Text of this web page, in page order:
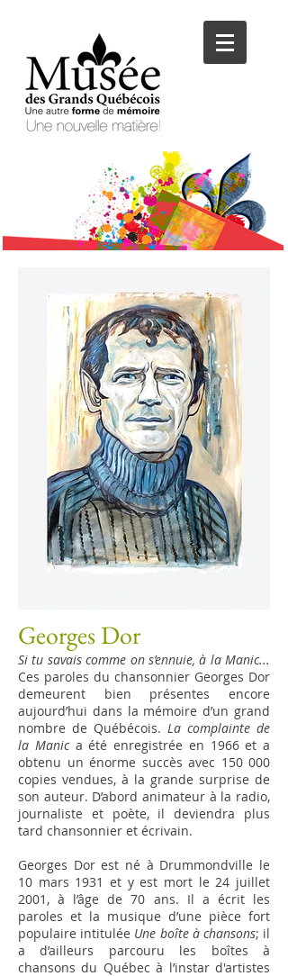
Georges Dor
Si tu savais comme on s’ennuie, à la Manic...
Ces paroles du chansonnier Georges Dor
demeurent bien présentes encore
aujourd’hui dans la mé­moire d’un grand
nombre de Québécois. La com­plainte de
la Manica été enregistrée en 1966 et a
obtenu un énorme succès avec 150 000
copies vendues, à la grande surprise de
son auteur. D’abord animateur à la radio,
journaliste et po­ète, il deviendra plus
tard chansonnier et écrivain.
Georges Dor est né à Drummondville le
10 mars 1931 et y est mort le 24 juillet
2001, à l’âge de 70 ans. Il a écrit les
paroles et la musique d’une pièce fort
populaire intitulée Une boîte à chansons; il
a d’ailleurs parcouru les boîtes à
chansons du Qué­bec à l’instar d'artistes